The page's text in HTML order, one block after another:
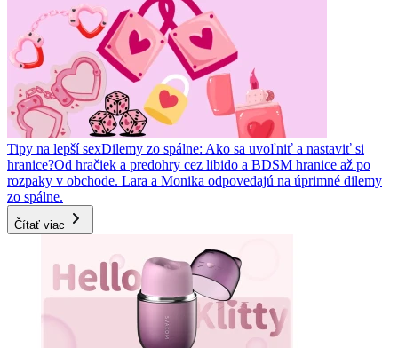
Tipy na lepší sexDilemy zo spálne: Ako sa uvoľniť a nastaviť si
hranice?Od hračiek a predohry cez libido a BDSM hranice až po
rozpaky v obchode. Lara a Monika odpovedajú na úprimné dilemy
zo spálne.
Čítať viac